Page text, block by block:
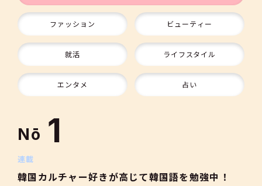
ファッション ビューティー
就活 ライフスタイル
エンタメ 占い
Nō
9
10
1
2
連載
韓国カルチャー好きが高じて韓国語を勉強中！